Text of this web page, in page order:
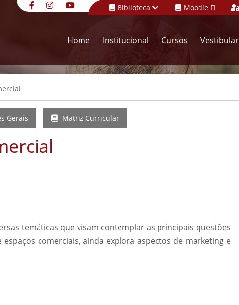
Biblioteca Moodle FI
Home Institucional Cursos Vestibular
Gerais Matriz Curricular
temáticas que visam contemplar as principais questões
comerciais, ainda explora aspectos de marketing e